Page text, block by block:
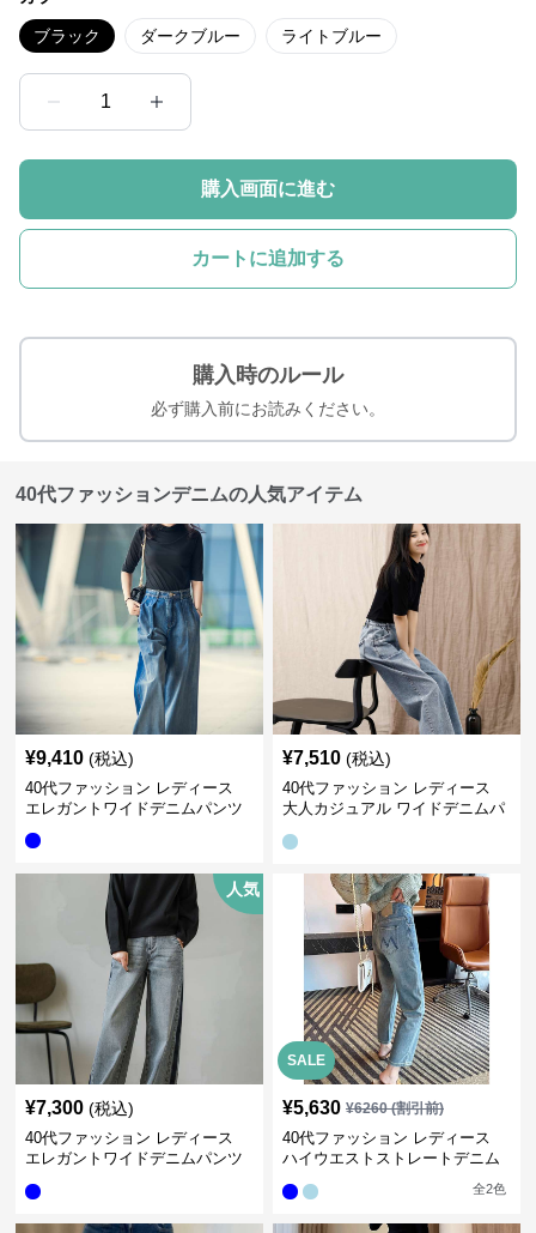
ブラック ダークブルー ライトブルー
1
購入画面に進む
カートに追加する
購入時のルール
必ず購入前にお読みください。
40代ファッションデニムの人気アイテム
¥9,410 (税込)
40代ファッション レディース
エレガントワイドデニムパンツ
¥7,510 (税込)
40代ファッション レディース
大人カジュアル ワイドデニムパ
人気
¥7,300 (税込)
40代ファッション レディース
エレガントワイドデニムパンツ
SALE
¥5,630 ¥6260(割引前)
40代ファッション レディース
ハイウエストストレートデニム
全2色